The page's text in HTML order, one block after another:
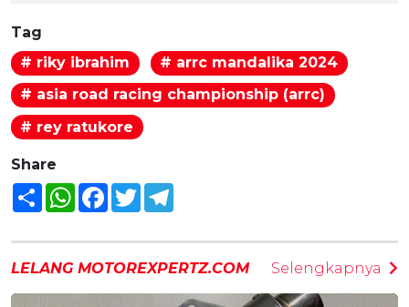
Tag
# riky ibrahim
# arrc mandalika 2024
# asia road racing championship (arrc)
# rey ratukore
Share
Share WhatsAppFacebook
Twitter
LELANG MOTOREXPERTZ.COM Selengkapnya